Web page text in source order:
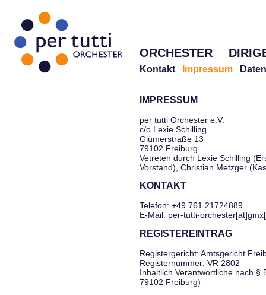
ORCHESTER
Kontakt Impressum
IMPRESSUM
per tutti Orchester e.V.
c/o Lexie Schilling
Glümerstraße 13
79102 Freiburg
Vetreten durch Lexie Schilling
Vorstand), Christian Metzger
KONTAKT
Telefon: +49 761 21724889
E-Mail: per-tutti-
REGISTEREINTRAG
Registergericht: Amtsgericht
Registernummer: VR 2802
Inhaltlich Verantwortliche nach §
79102 Freiburg)